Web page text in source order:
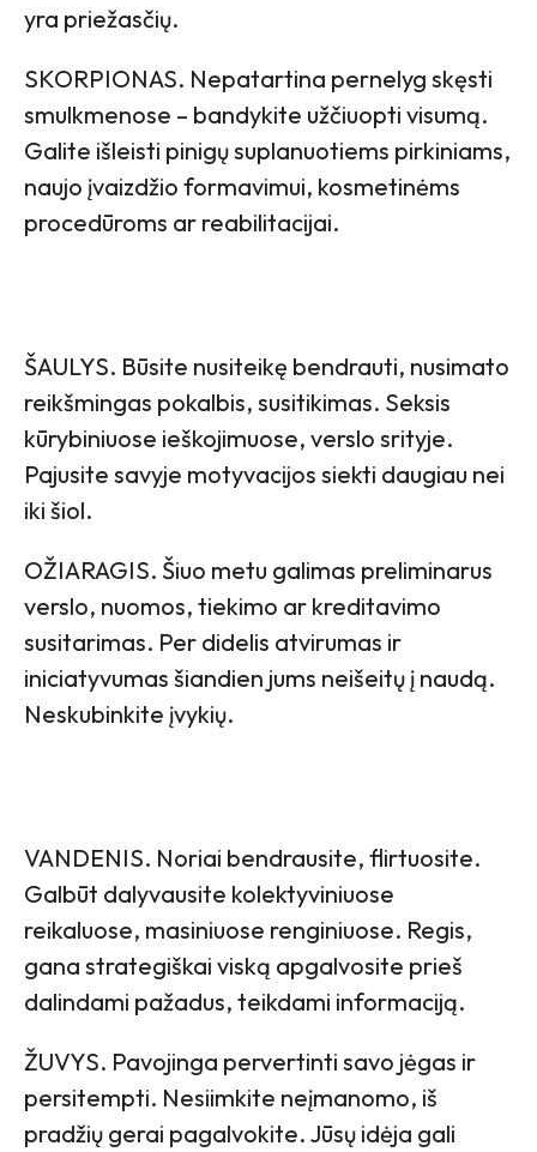
yra priežasčių.
SKORPIONAS. Nepatartina pernelyg skęsti
smulkmenose – bandykite užčiuopti visumą.
Galite išleisti pinigų suplanuotiems pirkiniams,
naujo įvaizdžio formavimui, kosmetinėms
procedūroms ar reabilitacijai.
ŠAULYS. Būsite nusiteikę bendrauti, nusimato
reikšmingas pokalbis, susitikimas. Seksis
kūrybiniuose ieškojimuose, verslo srityje.
Pajusite savyje motyvacijos siekti daugiau nei
iki šiol.
OŽIARAGIS. Šiuo metu galimas preliminarus
verslo, nuomos, tiekimo ar kreditavimo
susitarimas. Per didelis atvirumas ir
iniciatyvumas šiandien jums neišeitų į naudą.
Neskubinkite įvykių.
VANDENIS. Noriai bendrausite, flirtuosite.
Galbūt dalyvausite kolektyviniuose
reikaluose, masiniuose renginiuose. Regis,
gana strategiškai viską apgalvosite prieš
dalindami pažadus, teikdami informaciją.
ŽUVYS. Pavojinga pervertinti savo jėgas ir
persitempti. Nesiimkite neįmanomo, iš
pradžių gerai pagalvokite. Jūsų idėja gali